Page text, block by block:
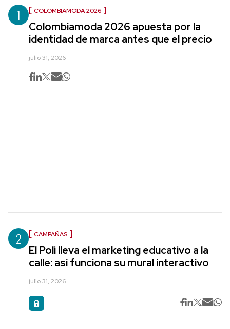
1 COLOMBIAMODA 2026
Colombiamoda 2026 apuesta por la
identidad de marca antes que el precio
julio 31, 2026
2 CAMPAÑAS
El Poli lleva el marketing educativo a la
calle: así funciona su mural interactivo
julio 31, 2026